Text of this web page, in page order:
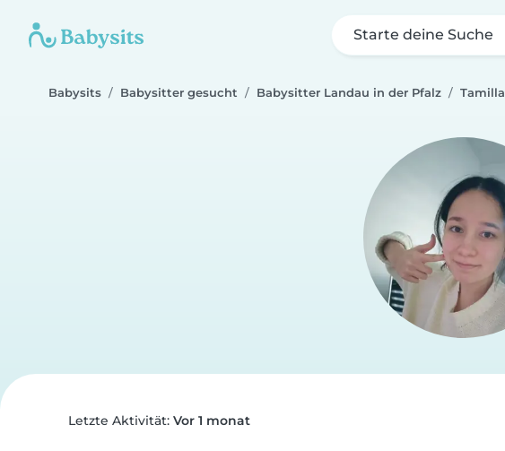
Starte deine Suche
Babysits Babysitter gesucht Babysitter Landau in der Pfalz Tamilla
Letzte Aktivität: Vor 1 monat